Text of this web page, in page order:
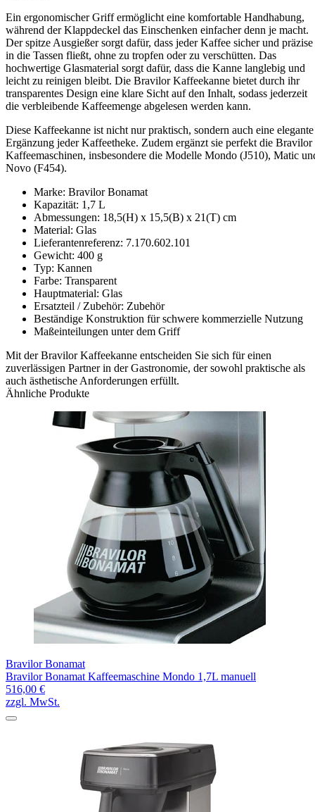
Ein ergonomischer Griff ermöglicht eine komfortable Handhabung,
während der Klappdeckel das Einschenken einfacher denn je macht.
Der spitze Ausgießer sorgt dafür, dass jeder Kaffee sicher und präzise
in die Tassen fließt, ohne zu tropfen oder zu verschütten. Das
hochwertige Glasmaterial sorgt dafür, dass die Kanne langlebig und
leicht zu reinigen bleibt. Die Bravilor Kaffeekanne bietet durch ihr
transparentes Design eine klare Sicht auf den Inhalt, sodass jederzeit
die verbleibende Kaffeemenge abgelesen werden kann.
Diese Kaffeekanne ist nicht nur praktisch, sondern auch eine elegante
Ergänzung jeder Kaffeetheke. Zudem ergänzt sie perfekt die Bravilor
Kaffeemaschinen, insbesondere die Modelle Mondo (J510), Matic
Novo (F454).
Marke: Bravilor Bonamat
Kapazität: 1,7 L
Abmessungen: 18,5(H) x 15,5(B) x 21(T) cm
Material: Glas
Lieferantenreferenz: 7.170.602.101
Gewicht: 400 g
Typ: Kannen
Farbe: Transparent
Hauptmaterial: Glas
Ersatzteil / Zubehör: Zubehör
Beständige Konstruktion für schwere kommerzielle Nutzung
Maßeinteilungen unter dem Griff
Mit der Bravilor Kaffeekanne entscheiden Sie sich für einen
zuverlässigen Partner in der Gastronomie, der sowohl praktische als
auch ästhetische Anforderungen erfüllt.
Ähnliche Produkte
Bravilor Bonamat
Bravilor Bonamat Kaffeemaschine Mondo 1,7L manuell
516,00 €
zzgl. MwSt.